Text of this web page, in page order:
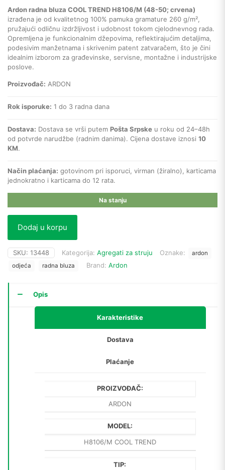
Ardon radna bluza COOL TREND H8106/M (48-50; crvena)
izrađena je od kvalitetnog 100% pamuka gramature 260 g/m²,
pružajući odličnu izdržljivost i udobnost tokom cjelodnevnog rada.
Opremljena je funkcionalnim džepovima, reflektirajućim detaljima,
podesivim manžetnama i skrivenim patent zatvaračem, što je čini
idealnim izborom za građevinske, servisne, montažne i industrijske
poslove.
Proizvođač: ARDON
Rok isporuke: 1 do 3 radna dana
Dostava: Dostava se vrši putem Pošta Srpske u roku od 24–48h
od potvrde narudžbe (radnim danima). Cijena dostave iznosi 10
KM.
Način plaćanja: gotovinom pri isporuci, virman (žiralno), karticama
jednokratno i karticama do 12 rata.
Na stanju
Dodaj u korpu
SKU: 13448 Kategorija: Agregati za struju Oznake:
ardon
odjeća
radna bluza Brand: Ardon
Opis
Karakteristike
Dostava
Plaćanje
PROIZVOĐAČ:
ARDON
MODEL:
H8106/M COOL TREND
TIP: